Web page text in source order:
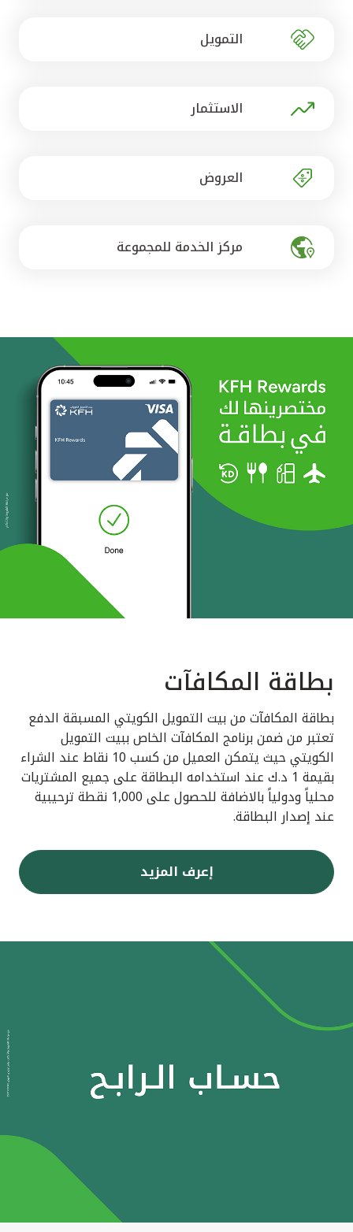
مصر
التمويل
الاستثمار
العروض
مركز الخدمة للمجموعة
بطاقة المكافآت
بطاقة المكافآت من بيت التمويل الكويتي المسبقة الدفع
تعتبر من ضمن برنامج المكافآت الخاص ببيت التمويل
الكويتي حيث يتمكن العميل من كسب 10 نقاط عند الشراء
بقيمة 1 د.ك عند استخدامه البطاقة على جميع المشتريات
محلياً ودولياً بالاضافة للحصول على 1,000 نقطة ترحيبية
عند إصدار البطاقة.
إعرف المزيد